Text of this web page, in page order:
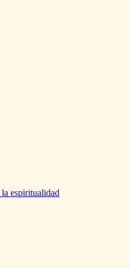
la espiritualidad